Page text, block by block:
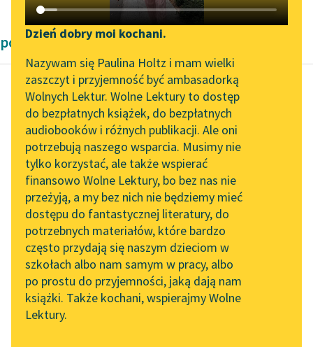
Katalog DAISY
Podkasty o książkach
Zgłoś brak utworu
Aktualności
„Prokurator Alicja Horn”
do słuchania
Byliśmy częścią AI Impact
Lab
Zapraszamy na spotkanie
online z tłumaczkami
literatury skandynawskiej
Spotkanie z Katarzyną
Tunkiel w Oslo
102. lata temu zmarł
Joseph Conrad
Narzędzia
Mapa Wolnych Lektur
Leśmianator
Przewodnik dla piszących i
czytających
API
OAI-PMH
Widget Wolnych Lektur
Przypisy
Dzień dobry moi kochani.
Nazywam się Paulina Holtz i mam wielki
zaszczyt i przyjemność być ambasadorką
Wolnych Lektur. Wolne Lektury to dostęp
do bezpłatnych książek, do bezpłatnych
audiobooków i różnych publikacji. Ale oni
potrzebują naszego wsparcia. Musimy nie
tylko korzystać, ale także wspierać
finansowo Wolne Lektury, bo bez nas nie
przeżyją, a my bez nich nie będziemy mieć
dostępu do fantastycznej literatury, do
potrzebnych materiałów, które bardzo
często przydają się naszym dzieciom w
szkołach albo nam samym w pracy, albo
po prostu do przyjemności, jaką dają nam
książki. Także kochani, wspierajmy Wolne
Lektury.
powieści Romantyzm
Honoré de Balzac
Dwaj poeci
Szacunek jego dla żony
dochodził zresztą aż
do ubóstwienia; a czyż
ubóstwienie
czegokolwiek nie
wystarcza...
Czytaj więcej